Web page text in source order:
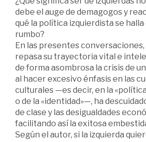
debe el auge de demagogos y
qué la política izquierdista se halla
rumbo?
En las presentes
repasa su trayectoria vital e
de forma asombrosa la crisis de
al hacer excesivo énfasis en las
culturales —es decir, en la
o de la «identidad»—, ha
de clase y las desigualdades
facilitando así la exitosa
Según el autor, si la izquierda